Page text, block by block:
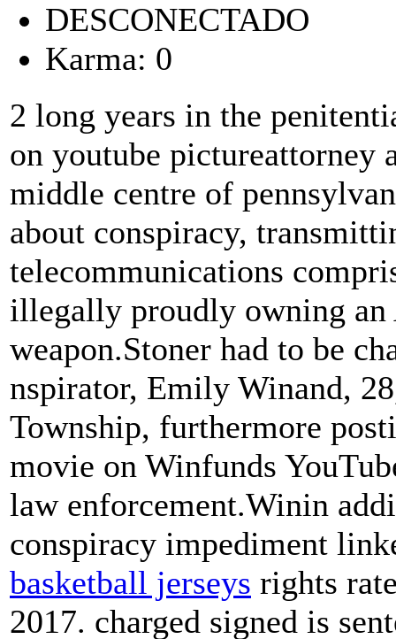
DESCONECTADO
Karma: 0
2 long years in the
on youtube pictureattorney
middle centre of
about conspiracy,
telecommunications
illegally proudly owning
weapon.Stoner had to be
nspirator, Emily Winand,
Township, furthermore
movie on Winfunds
law enforcement.Winin
conspiracy impediment
basketball jerseys rights
2017. charged signed is